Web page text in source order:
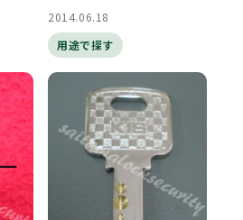
2014.06.18
用途で探す